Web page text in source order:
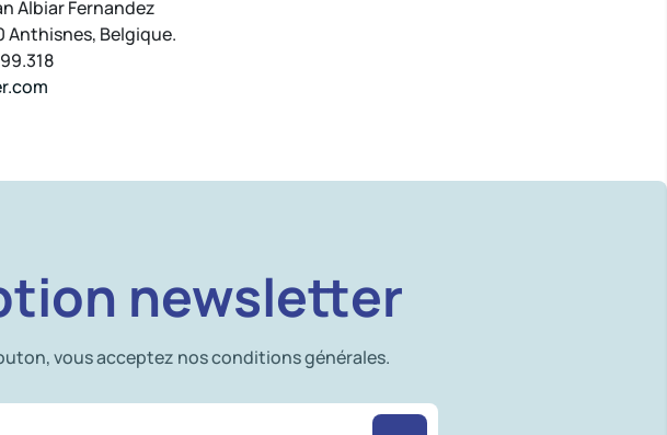
Albiar Fernandez
Anthisnes, Belgique.
newsletter
vous acceptez nos conditions générales.